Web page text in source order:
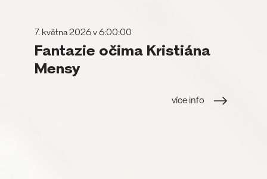
7. května 2026 v 6:00:00
Fantazie očima Kristiána
Mensy
více info